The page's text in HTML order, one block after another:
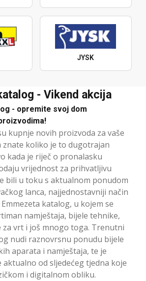
JYSK
- Vikend akcija
- opremite svoj dom
kupnje novih proizvoda za vaše
znate koliko je to dugotrajan
kada je riječ o pronalasku
vrijednost za prihvatljivu
bili u toku s aktualnom ponudom
lanca, najjednostavniji način
katalog, u kojem se
namještaja, bijele tehnike,
za vrt i još mnogo toga. Trenutni
nudi raznovrsnu ponudu bijele
aparata i namještaja, te je
od sljedećeg tjedna koje
i digitalnom obliku.